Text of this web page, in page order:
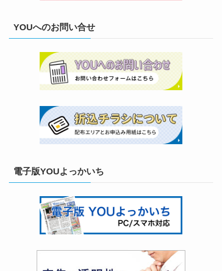
YOUへのお問い合せ
電子版YOUよっかいち